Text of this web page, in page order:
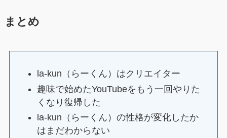
まとめ
la-kun（らーくん）はクリエイター
趣味で始めたYouTubeをもう一回やりた
くなり復帰した
la-kun（らーくん）の性格が変化したか
はまだわからない